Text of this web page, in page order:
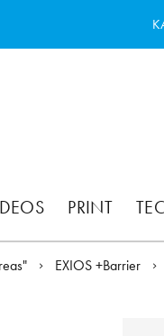
PRINT
EXIOS +Barrier